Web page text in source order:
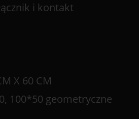
i kontakt
X 60 CM
100*50 geometryczne